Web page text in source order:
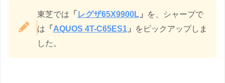
東芝では 「 レグザ65X9900L」
を、シャープで
は 「 AQUOS 4T-C65ES1」
をピックアップしま
した。